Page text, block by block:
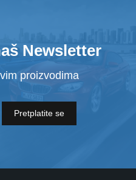
Newsletter
proizvodima
Pretplatite se